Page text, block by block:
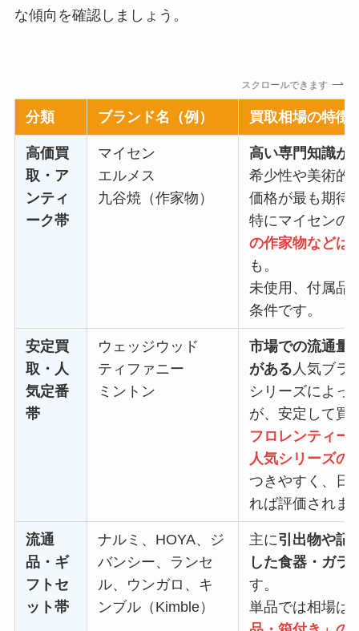
な傾向を確認しましょう。
スクロールできます
分類 ブランド名（例） 買取相場の特徴
高価買
取・ア
ンティ
ーク帯
マイセン
エルメス
九谷焼（作家物）
高い専門知識が
希少性や美術的
価格が最も期待
特にマイセンの
の作家物などは
も。
未使用、付属品
条件です。
安定買
取・人
気定番
帯
ウェッジウッド
ティファニー
ミントン
市場での流通量
がある 人気ブラ
シリーズによっ
が、安定して買
フロレンティー
人気シリーズの
つきやすく、日
れば評価されま
流通
品・ギ
フトセ
ット帯
ナルミ、HOYA、ジ
バンシー、ランセ
ル、ウンガロ、キ
ンブル（Kimble）
主に引出物や記
した食器・ガラ
す。
単品では相場は